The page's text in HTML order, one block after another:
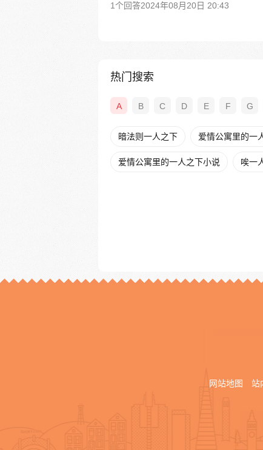
1个回答2024年08月20日 20:43
热门搜索
A B C D E F G
暗法则一人之下 爱情公寓里的一
爱情公寓里的一人之下小说 唉一
网站地图 站